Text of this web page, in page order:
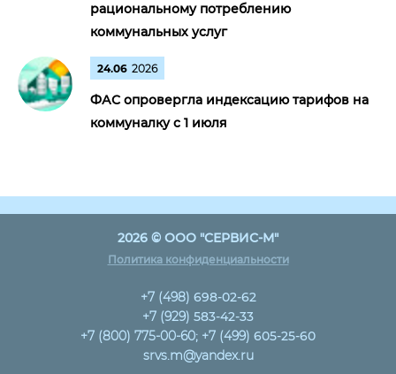
рациональному потреблению
коммунальных услуг
24.06 2026
ФАС опровергла индексацию тарифов на
коммуналку с 1 июля
2026 © ООО "СЕРВИС-М"
Политика конфиденциальности
+7 (498) 698-02-62
+7 (929) 583-42-33
+7 (800) 775-00-60; +7 (499) 605-25-60
srvs.m@yandex.ru